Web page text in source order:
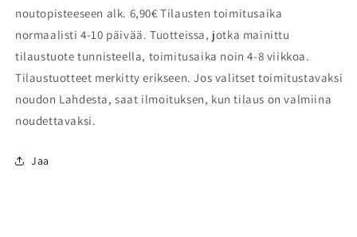
noutopisteeseen alk. 6,90€ Tilausten toimitusaika
normaalisti 4-10 päivää. Tuotteissa, jotka mainittu
tilaustuote tunnisteella, toimitusaika noin 4-8 viikkoa.
Tilaustuotteet merkitty erikseen. Jos valitset toimitustavaksi
noudon Lahdesta, saat ilmoituksen, kun tilaus on valmiina
noudettavaksi.
Jaa